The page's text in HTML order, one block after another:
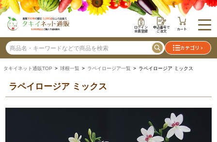
ログイン
会員登録
申込番号で
ご注文 カート
カテゴリ
タキイネット通販TOP > 球根一覧 > ラペイロージア一覧 > ラペイロージア ミックス
ラペイロージア ミックス